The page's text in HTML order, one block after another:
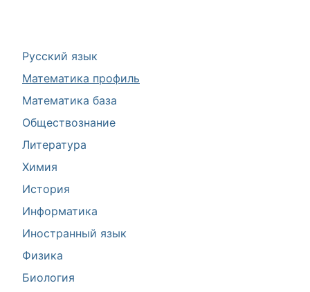
Русский язык
Математика профиль
Математика база
Обществознание
Литература
Химия
История
Информатика
Иностранный язык
Физика
Биология